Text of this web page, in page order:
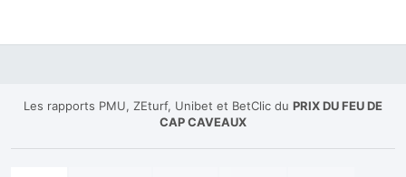
Les rapports PMU, ZEturf, Unibet et BetClic du PRIX DU FEU DE
CAP CAVEAUX